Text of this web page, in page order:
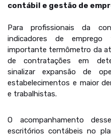
contábil e gestão de
Para profissionais da
indicadores de
importante termômetro da
de contratações em
sinalizar expansão de
estabelecimentos e maior
e trabalhistas.
O acompanhamento
escritórios contábeis no